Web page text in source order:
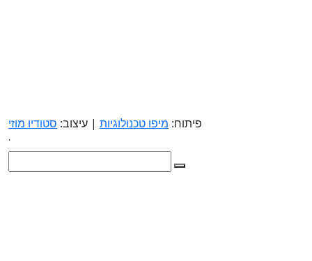
פיתוח: מיפו טכנולוגיות | עיצוב: סטודיו מוזי
.